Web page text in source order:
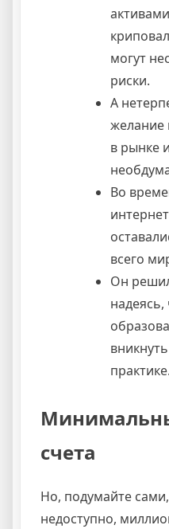
могут
риски.
А
желание
в рынке
Во
всего
Он
надеясь,
практике.
счета
Но, подумайте
недоступно,